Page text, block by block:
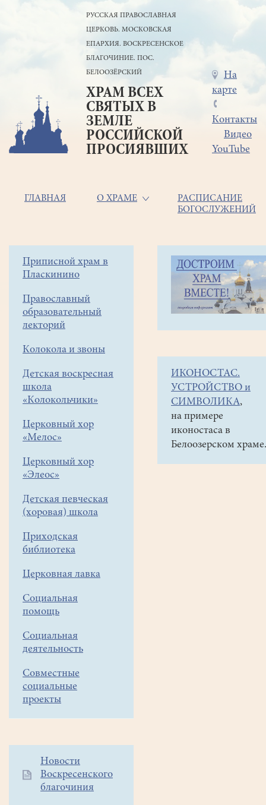
РУССКАЯ ПРАВОСЛАВНАЯ
ЦЕРКОВЬ. МОСКОВСКАЯ
ЕПАРХИЯ. ВОСКРЕСЕНСКОЕ
БЛАГОЧИНИЕ. ПОС.
БЕЛООЗЁРСКИЙ
ХРАМ ВСЕХ
СВЯТЫХ В
ЗЕМЛЕ
РОССИЙСКОЙ
ПРОСИЯВШИХ
Меню
в
шапке
На
карте
Контакты
Видео
YouTube
Основная
ГЛАВНАЯ О ХРАМЕ
РАСПИСАНИЕ
БОГОСЛУЖЕНИЙ
Боковое
меню
Приписной храм в
Пласкинино
Православный
образовательный
лекторий
Колокола и звоны
Детская воскресная
школа
«Колокольчики»
Церковный хор
«Мелос»
Церковный хор
«Элеос»
Детская певческая
(хоровая) школа
Приходская
библиотека
Церковная лавка
Социальная
помощь
Социальная
деятельность
Совместные
социальные
проекты
Дополнительное
меню
Новости
Воскресенского
благочиния
Строка
навигации
Объявления
12
часов
КЛИО
лекция
А.А.Жданова
ИКОНОСТАС.
УСТРОЙСТВО и
СИМВОЛИКА,
на примере
иконостаса в
Белоозерском храме.